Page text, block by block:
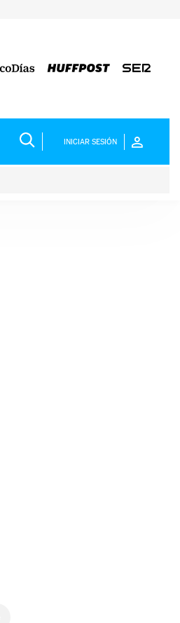
INICIAR SESIÓN